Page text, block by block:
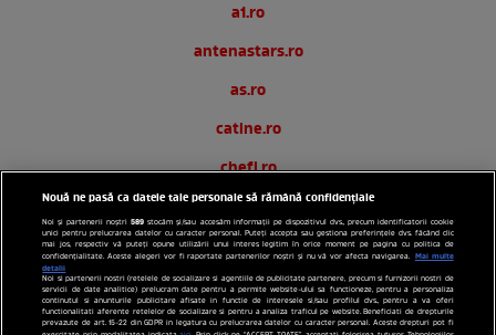
a1.ro
antenastars.ro
as.ro
catine.ro
chefi.ro
deparinti.ro
medicool.ro
observatornews.ro
tvhappy.ro
Nouă ne pasă ca datele tale personale să rămână confidențiale
Noi și partenerii noștri589 stocăm și/sau accesăm informații pe dispozitivul dvs., precum identificatorii cookie
unici pentru prelucrarea datelor cu caracter personal. Puteți accepta sau gestiona preferințele dvs. făcând clic
mai jos, respectiv vă puteți opune utilizării unui interes legitim în orice moment pe pagina cu politica de
confidențialitate. Aceste alegeri vor fi raportate partenerilor noștri și nu vă vor afecta navigarea. Mai multe
detalii
Noi si partenerii nostri (retelele de socializare si agentiile de publicitate partenere, precum si furnizorii nostri de
servicii de date analitice) prelucram date pentru a permite website-ului sa functioneze, pentru a personaliza
continutul si anunturile publicitare afisate in functie de interesele si/sau profilul dvs., pentru a va oferi
functionalitati aferente retelelor de socializare si pentru a analiza traficul pe website. Beneficiati de drepturile
prevazute de art. 15-22 din GDPR in legatura cu prelucrarea datelor cu caracter personal. Aceste drepturi pot fi